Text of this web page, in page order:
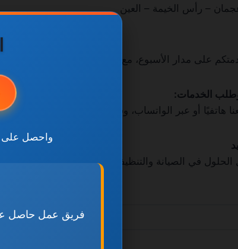
– رأس الخيمة – العين
على مدار الأسبوع، مع سرعة في الاستجابة وتنفيذ
الخدمات:
هاتفيًا أو عبر الواتساب، وسيقوم فريق خدمة
في الصيانة والتنظيف، لأن رضاكم هو هدفنا الأول.
واحصل على
فريق عمل حاصل